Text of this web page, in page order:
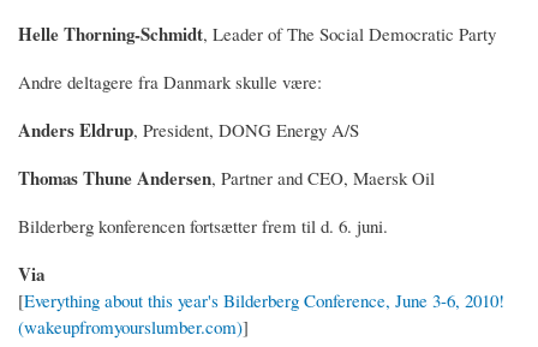
Helle Thorning-Schmidt, Leader of The Social Democratic Party
Andre deltagere fra Danmark skulle være:
AndersEldrup, President, DONG Energy A/S
Thomas Thune Andersen, Partner and CEO, Maersk Oil
Bilderberg konferencen fortsætter frem til d. 6. juni.
Via
[Everything about this year's Bilderberg Conference, June 3-6, 2010!
(wakeupfromyourslumber.com)]